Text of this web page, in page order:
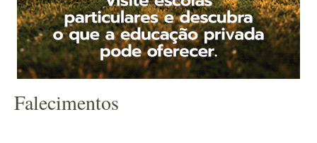
Falecimentos